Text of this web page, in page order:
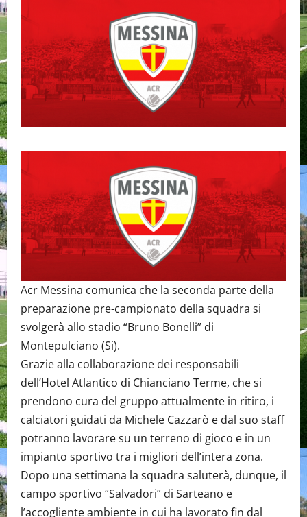
Acr Messina comunica che la seconda parte della
preparazione pre-campionato della squadra si
svolgerà allo stadio “Bruno Bonelli” di
Montepulciano (Si).
Grazie alla collaborazione dei responsabili
dell’Hotel Atlantico di Chianciano Terme, che si
prendono cura del gruppo attualmente in ritiro, i
calciatori guidati da Michele Cazzarò e dal suo staff
potranno lavorare su un terreno di gioco e in un
impianto sportivo tra i migliori dell’intera zona.
Dopo una settimana la squadra saluterà, dunque, il
campo sportivo “Salvadori” di Sarteano e
l’accogliente ambiente in cui ha lavorato fin dal